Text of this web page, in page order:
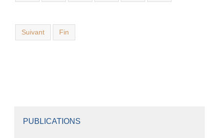
Suivant Fin
PUBLICATIONS